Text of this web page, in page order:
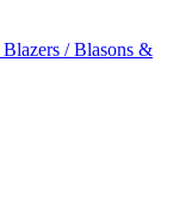
/ Blasons &